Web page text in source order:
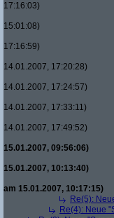
17:16:03)
15:01:08)
17:16:59)
14.01.2007, 17:20:28)
14.01.2007, 17:24:57)
14.01.2007, 17:33:11)
14.01.2007, 17:49:52)
15.01.2007, 09:56:06)
15.01.2007, 10:13:40)
am 15.01.2007, 10:17:15)
Re(5):
Re(4): Neue